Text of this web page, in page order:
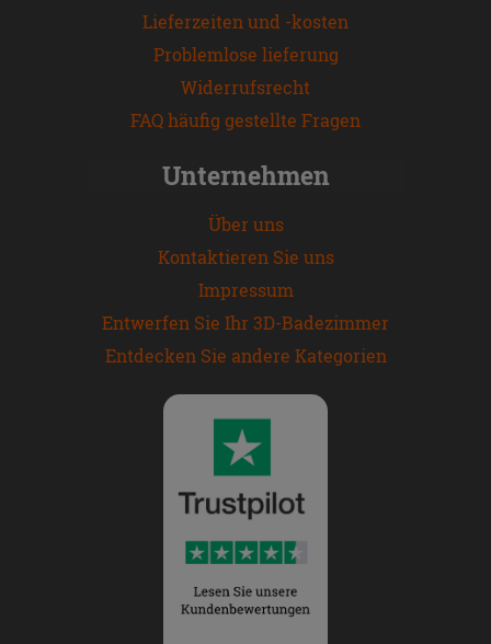
Lieferzeiten und -kosten
Problemlose lieferung
Widerrufsrecht
FAQ häufig gestellte Fragen
Unternehmen
Über uns
Kontaktieren Sie uns
Impressum
Entwerfen Sie Ihr 3D-Badezimmer
Entdecken Sie andere Kategorien